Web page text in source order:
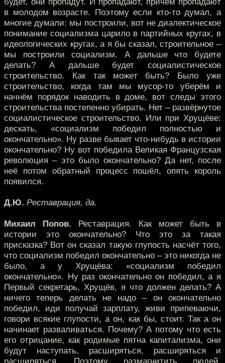
в молодом возрасте. Поэтому если кто-то думал, а
многие думали: мы построили, вот не диалектическое
понимание социализма царило в партийных кругах, в
идеологических кругах, а я бы сказал, строительное –
мы построили социализм. А дальше что будете
делать? А дальше будет социалистическое
строительство. Как так может быть? Было уже
строительство, когда там мы мусор-то уберём и
начнём порядок наводить в доме, вот следы этого
строительства постепенно убирать. Нет – развёрнутое
социалистическое строительство. Или при Хрущёве:
дескать, «социализм победил полностью и
окончательно». Ну разве бывает что-нибудь в истории
окончательно? Ну вот победила Великая Французская
революция – это было окончательно? Да нет, после
неё потом обратный процесс пошёл, опять король
появился.
Д.Ю. Реставрация, да.
Михаил Попов. Реставрация. Как может быть в
истории это окончательно? Что это за такая
присказка? Вот он сказал такую глупость насчёт того,
что социализм победил окончательно – это никогда не
было, а у Хрущёва: «социализм победил
окончательно». Ну раз окончательно он победил, а я
Первый секретарь, Хрущёв, я что должен делать? А
ничего теперь делать не надо – он окончательно
победил, иди получай зарплату, живи припеваючи,
говори всякие глупости, а он, как бы, стоит. Так а он
начинает разваливаться. Почему? А потому что есть
его отрицание, как родимые пятна капитализма, они
будут наступать, расширяться, расширяться и